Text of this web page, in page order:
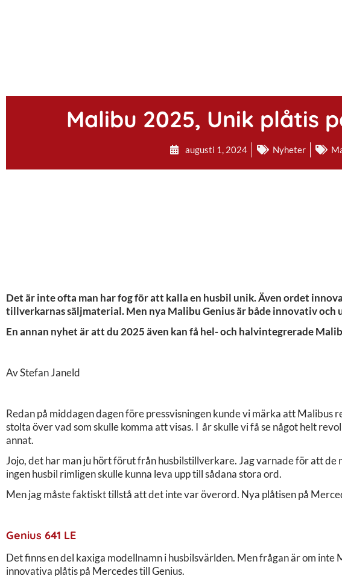
Malibu 2025, Unik plåtis
augusti 1, 2024 Nyheter
Det är inte ofta man har fog för att kalla en husbil unik. Även ordet
tillverkarnas säljmaterial. Men nya Malibu Genius är både innovativ och
En annan nyhet är att du 2025 även kan få hel- och halvintegrerade
Av Stefan Janeld
Redan på middagen dagen före pressvisningen kunde vi märka att Malibus
stolta över vad som skulle komma att visas. I år skulle vi få se något helt
annat.
Jojo, det har man ju hört förut från husbilstillverkare. Jag varnade för att de
ingen husbil rimligen skulle kunna leva upp till sådana stora ord.
Men jag måste faktiskt tillstå att det inte var överord. Nya plåtisen på
Genius 641 LE
Det finns en del kaxiga modellnamn i husbilsvärlden. Men frågan är om inte
innovativa plåtis på Mercedes till Genius.